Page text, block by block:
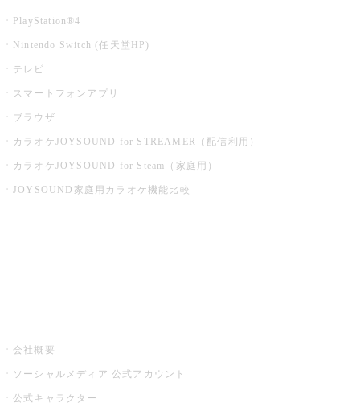
PlayStation®4
Nintendo Switch (任天堂HP)
テレビ
スマートフォンアプリ
ブラウザ
カラオケJOYSOUND for STREAMER（配信利用）
カラオケJOYSOUND for Steam（家庭用）
JOYSOUND家庭用カラオケ機能比較
会社概要
ソーシャルメディア 公式アカウント
公式キャラクター